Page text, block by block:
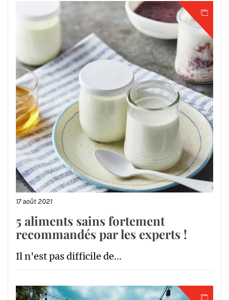
17 août 2021
5 aliments sains fortement
recommandés par les experts !
Il n'est pas difficile de...